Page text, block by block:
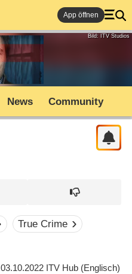
App öffnen
Bild: ITV Studios
News Community
True Crime
03.10.2022 ITV Hub (Englisch)